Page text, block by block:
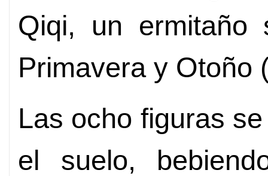
Qiqi, un ermitaño
Primavera y Otoño
Las ocho figuras
el suelo,